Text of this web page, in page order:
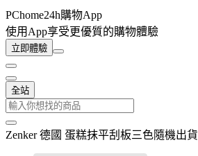
PChome24h購物App
使用App享受更優質的購物體驗
立即體驗
全站
Zenker 德國 蛋糕抹平刮板三色隨機出貨